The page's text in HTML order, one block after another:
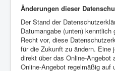
Änderungen dieser
Der Stand der
Datumangabe (unten)
Recht vor, diese
für die Zukunft zu ändern. Eine
direkt über das Online-Angebot
Online-Angebot regelmäßig auf